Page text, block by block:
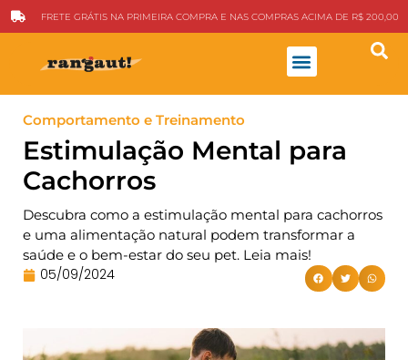
FRETE GRÁTIS NA PRIMEIRA COMPRA E NAS COMPRAS ACIMA DE R$ 200,00
Comportamento e Treinamento
Estimulação Mental para
Cachorros
Descubra como a estimulação mental para cachorros
e uma alimentação natural podem transformar a
saúde e o bem-estar do seu pet. Leia mais!
05/09/2024